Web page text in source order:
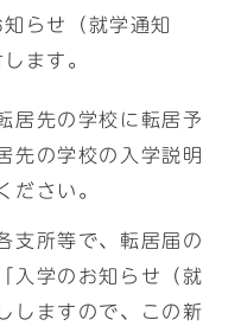
らせ（就学通知
ます。
居先の学校に転居予
先の学校の入学説明
ださい。
支所等で、転居届の
入学のお知らせ（就
しますので、この新